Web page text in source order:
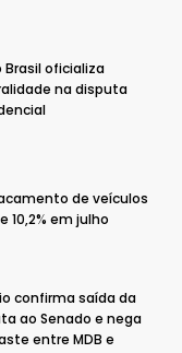
Brasil oficializa
na disputa
de veículos
10,2% em julho
confirma saída da
ao Senado e nega
entre MDB e